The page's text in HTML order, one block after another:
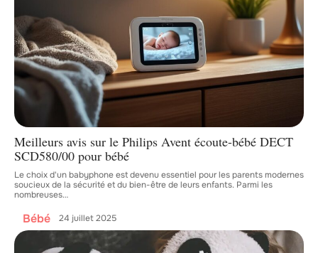
Meilleurs avis sur le Philips Avent écoute-bébé DECT
SCD580/00 pour bébé
Le choix d'un babyphone est devenu essentiel pour les parents modernes
soucieux de la sécurité et du bien-être de leurs enfants. Parmi les
nombreuses…
Bébé 24 juillet 2025